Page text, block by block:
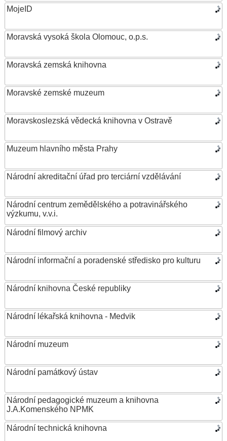
MojeID
Moravská vysoká škola Olomouc, o.p.s.
Moravská zemská knihovna
Moravské zemské muzeum
Moravskoslezská vědecká knihovna v Ostravě
Muzeum hlavního města Prahy
Národní akreditační úřad pro terciární vzdělávání
Národní centrum zemědělského a potravinářského
výzkumu, v.v.i.
Národní filmový archiv
Národní informační a poradenské středisko pro kulturu
Národní knihovna České republiky
Národní lékařská knihovna - Medvik
Národní muzeum
Národní památkový ústav
Národní pedagogické muzeum a knihovna
J.A.Komenského NPMK
Národní technická knihovna